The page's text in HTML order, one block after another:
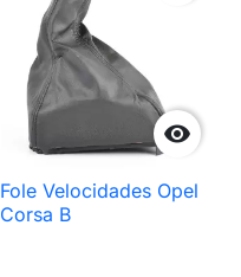

Fole Velocidades Opel
Corsa B